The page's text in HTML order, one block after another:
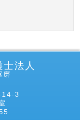
法人
磨
14-3